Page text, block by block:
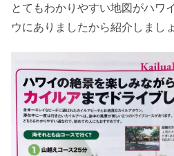
とてもわかりやすい地図がハワ
ウにありましたから紹介しまし